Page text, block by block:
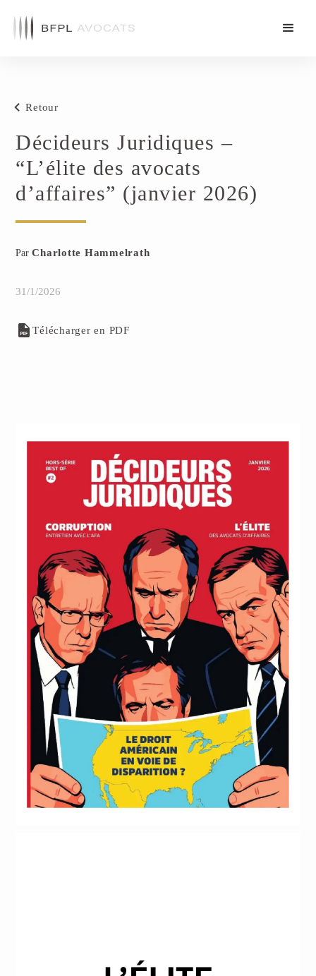
Retour
Décideurs Juridiques –
“L’élite des avocats
d’affaires” (janvier 2026)
Par Charlotte Hammelrath
31/1/2026
Télécharger en PDF